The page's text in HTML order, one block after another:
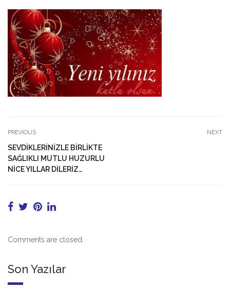
PREVIOUS
SEVDİKLERİNİZLE BİRLİKTE
SAĞLIKLI MUTLU HUZURLU
NİCE YILLAR DİLERİZ…
NEXT
Comments are closed.
Son Yazılar